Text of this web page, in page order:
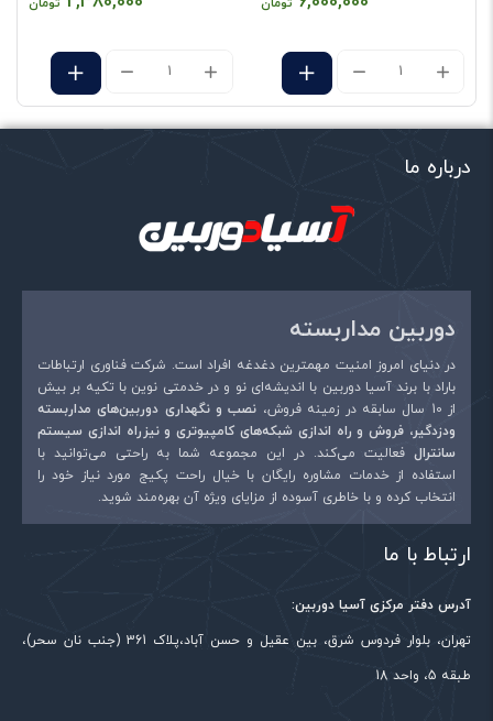
دارد
مشخصات ظاهری
نوع اتصال
کابل شبکه
تکنولوژی ساخت
تحت شبکه
نوع سنسور
cmos
کشور سازنده
چین
منبع تغذیه
DC12V, PoE (802.3af)(Class 0)
قابلیت دید در شب
دارد
نوع لنز
قابلیت بزرگنمایی
دیجیتال
16برابر
قابلیت POE
ایمیل*
درباره ما
دوربین مداربسته
در دنیای امروز امنیت مهمترین دغدغه افراد است. شرکت فناوری ارتباطات
باراد با برند آسیا دوربین با اندیشه‌ای نو و در خدمتی نوین با تکیه بر بیش
از 10 سال سابقه در زمینه فروش،
نصب و نگهداری دوربین‌های مداربسته
ودزدگیر، فروش و راه اندازی شبکه‌های کامپیوتری و نیزراه اندازی سیستم
سانترال فعالیت می‌کند. در این مجموعه شما به راحتی می‌توانید با
استفاده از خدمات مشاوره رایگان با خیال راحت پکیج مورد نیاز خود را
انتخاب کرده و با خاطری آسوده از مزایای ویژه آن بهره‌مند شوید.
ارتباط با ما
آدرس دفتر مرکزی آسیا دوربین:
تهران، بلوار فردوس شرق، بین عقیل و حسن آباد،پلاک 361 (جنب نان سحر)،
طبقه 5، واحد 18